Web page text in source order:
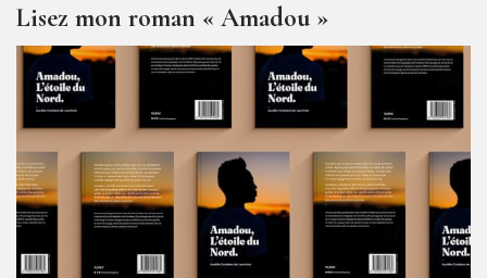
Lisez mon roman « Amadou »